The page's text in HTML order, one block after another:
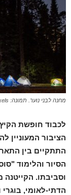
מחנה לבני נוער. תמונה: pexels
לכבוד חופשת
הציבור המעוניין
הסיור והלימוד
וסביבתו. הקייטנה
הדתי-לאומי,